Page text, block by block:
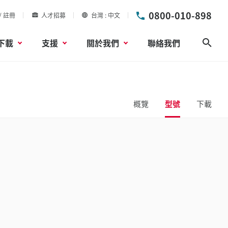
註冊 人才招募 台灣 中文 0800-010-898
載 支援 關於我們 聯絡我們
概覽 型號 下載